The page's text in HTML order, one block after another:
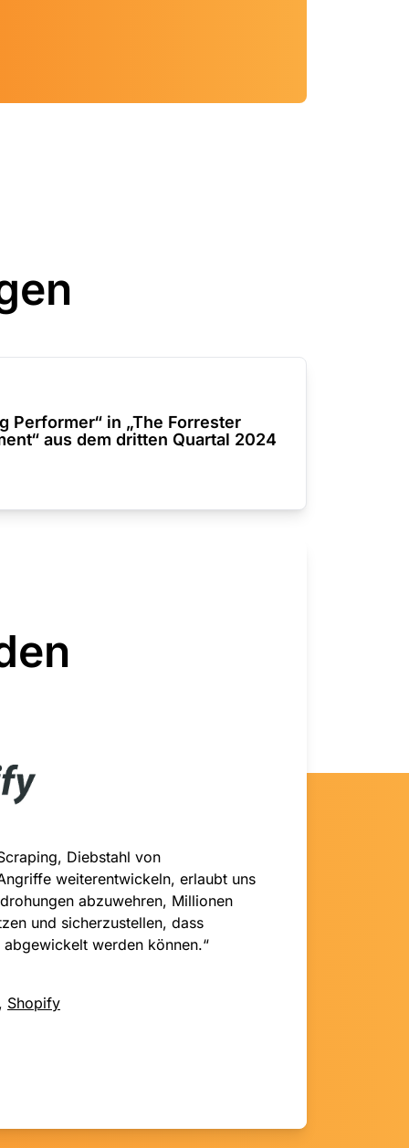
Performer“ in „The Forrester
aus dem dritten Quartal 2024
Diebstahl von
weiterentwickeln, erlaubt uns
abzuwehren, Millionen
und sicherzustellen, dass
werden können.“
Shopify